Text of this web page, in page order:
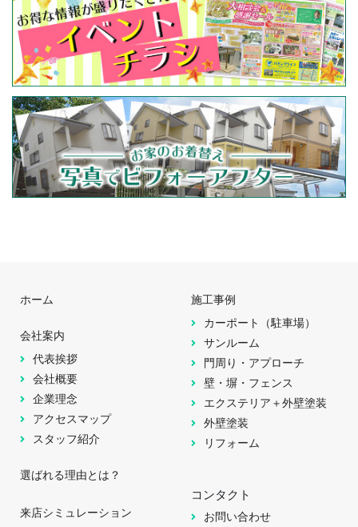
ホーム
会社案内
代表挨拶
会社概要
企業理念
アクセスマップ
スタッフ紹介
選ばれる理由とは？
施工事例
カーポート（駐車場）
サンルーム
門周り・アプローチ
壁・塀・フェンス
エクステリア＋外壁塗装
外壁塗装
リフォーム
来店シミュレーション
コンタクト
お問い合わせ